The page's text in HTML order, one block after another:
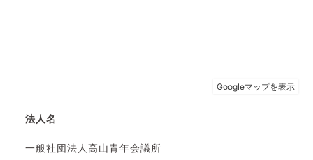
法人名
一般社団法人高山青年会議所